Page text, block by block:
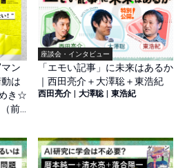
ン
は
き☆
前
座談会・インタビュー
「エモい記事」に未来はあるか
｜西田亮介＋大澤聡＋東浩紀
西田亮介 大澤聡 東浩紀